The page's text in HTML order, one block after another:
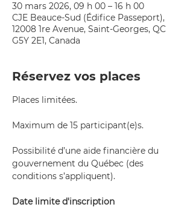
30 mars 2026, 09 h 00 – 16 h 00
CJE Beauce-Sud (Édifice Passeport),
12008 1re Avenue, Saint-Georges, QC
G5Y 2E1, Canada
Réservez vos places
Places limitées.
Maximum de 15 participant(e)s.
Possibilité d’une aide financière du
gouvernement du Québec (des
conditions s’appliquent).
Date limite d'inscription